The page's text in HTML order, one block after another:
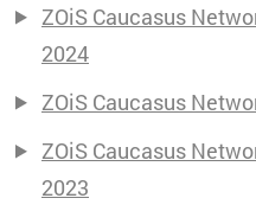
ZOiS Caucasus
2024
ZOiS Caucasus
ZOiS Caucasus
2023